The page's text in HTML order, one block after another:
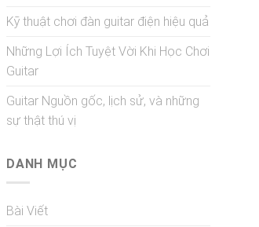
Kỹ thuật chơi đàn guitar điện hiệu quả
Những Lợi Ích Tuyệt Vời Khi Học Chơi
Guitar
Guitar Nguồn gốc, lịch sử, và những
sự thật thú vị
DANH MỤC
Bài Viết